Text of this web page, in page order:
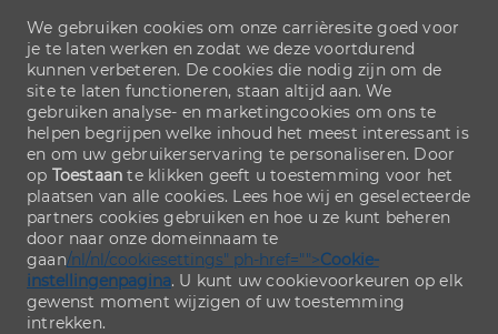
We gebruiken cookies om onze carrièresite goed voor
je te laten werken en zodat we deze voortdurend
kunnen verbeteren. De cookies die nodig zijn om de
site te laten functioneren, staan altijd aan. We
gebruiken analyse- en marketingcookies om ons te
helpen begrijpen welke inhoud het meest interessant is
en om uw gebruikerservaring te personaliseren. Door
op Toestaan te klikken geeft u toestemming voor het
plaatsen van alle cookies. Lees hoe wij en geselecteerde
partners cookies gebruiken en hoe u ze kunt beheren
door naar onze domeinnaam te
gaan/nl/nl/cookiesettings" ph-href="">Cookie-
instellingenpagina. U kunt uw cookievoorkeuren op elk
gewenst moment wijzigen of uw toestemming
intrekken.